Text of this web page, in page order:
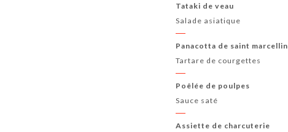
Tataki de veau
Salade asiatique
Panacotta de saint marcellin
Tartare de courgettes
Poêlée de poulpes
Sauce saté
Assiette de charcuterie